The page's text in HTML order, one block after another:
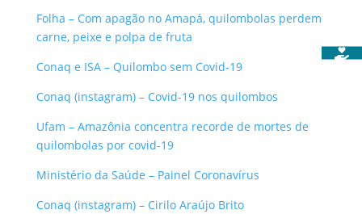
Folha – Com apagão no Amapá, quilombolas perdem
carne, peixe e polpa de fruta
Conaq e ISA – Quilombo sem Covid-19
Conaq (instagram) – Covid-19 nos quilombos
Ufam – Amazônia concentra recorde de mortes de
quilombolas por covid-19
Ministério da Saúde – Painel Coronavírus
Conaq (instagram) – Cirilo Araújo Brito